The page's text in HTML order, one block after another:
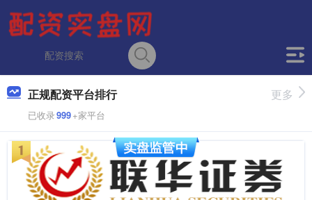
正规配资平台排行
已收录999+家平台
更多